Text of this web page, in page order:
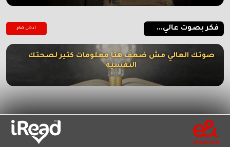
فكر بصوت عالي... ادخل فكر
صوتك العالي مش ضعف هنا معلومات كتير لصحتك
النفسية